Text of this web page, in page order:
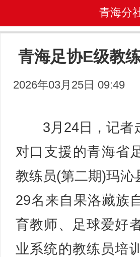
青海分
青海足协E级教
2026年03月25日 09:49
3月24日，记者
对口支援的青海省
教练员(第二期)玛沁
29名来自果洛藏族
育教师、足球爱好
业系统的教练员培